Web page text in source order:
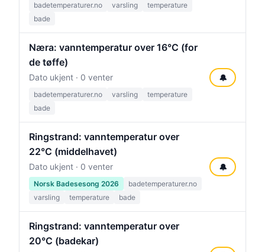
badetemperaturer.no varsling
temperature
bade
Næra: vanntemperatur over 16°C (for
de tøffe)
Dato ukjent · 0 venter
badetemperaturer.no varsling
temperature
bade
🔔
Ringstrand: vanntemperatur over
22°C (middelhavet)
Dato ukjent · 0 venter
Norsk Badesesong 2026
badetemperaturer.no
varsling
temperature bade
🔔
Ringstrand: vanntemperatur over
20°C (badekar)